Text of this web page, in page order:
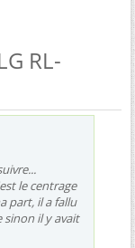
RL-
le centrage
part, il a fallu
sinon il y avait